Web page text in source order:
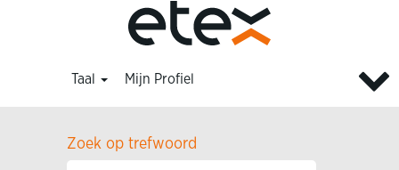
Taal Mijn Profiel
Zoek op trefwoord